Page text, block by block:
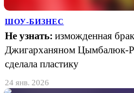
ШОУ-БИЗНЕС
Не узнать: изможденная
Джигарханяном Цымбалюк-
сделала пластику
24 янв. 2026